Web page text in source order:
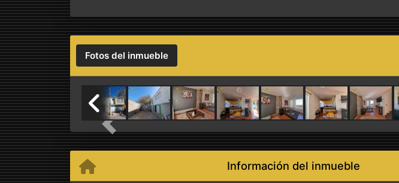
Fotos del inmueble
Previous
Información del inmueble